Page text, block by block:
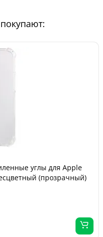
углы для Apple
(прозрачный)